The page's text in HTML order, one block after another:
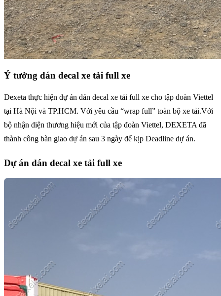
Ý tưởng dán decal xe tải full xe
Dexeta thực hiện dự án dán decal xe tải full xe cho tập đoàn Viettel
tại Hà Nội và TP.HCM. Với yêu cầu “wrap full” toàn bộ xe tải.Với
bộ nhận diện thương hiệu mới của tập đoàn Viettel, DEXETA đã
thành công bàn giao dự án sau 3 ngày để kịp Deadline dự án.
Dự án dán decal xe tải full xe